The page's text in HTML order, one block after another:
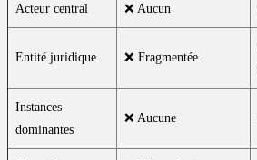
Acteur central ❌ Aucun
Entité juridique ❌ Fragmentée
Instances
dominantes
❌ Aucune